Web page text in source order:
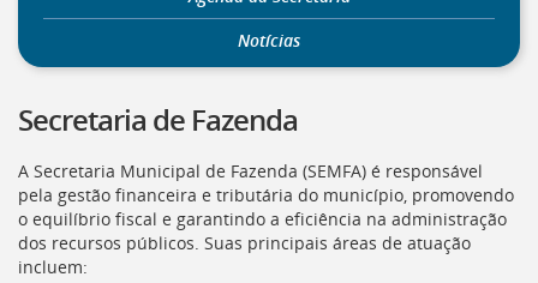
legislação
Ir
a
listagem
de
notícias
[]
Notícias
RedeSim
DTE - Domicílio
Portal Nota Vitória Débito automático
Secretaria de Fazenda
A Secretaria Municipal de Fazenda (SEMFA) é responsável
pela gestão financeira e tributária do município, promovendo
o equilíbrio fiscal e garantindo a eficiência na administração
dos recursos públicos. Suas principais áreas de atuação
incluem: